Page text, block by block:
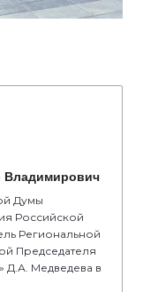
Владимирович
Думы
Российской
Региональной
Председателя
Д.А. Медведева в